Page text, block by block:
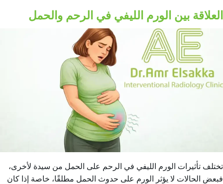
العلاقة بين الورم الليفي في الرحم والحمل
تختلف تأثيرات الورم الليفي في الرحم على الحمل من سيدة لأخرى،
فبعض الحالات لا يؤثر الورم على حدوث الحمل مطلقًا، خاصة إذا كان